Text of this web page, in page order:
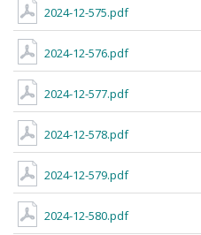
2024-12-575.pdf
2024-12-576.pdf
2024-12-577.pdf
2024-12-578.pdf
2024-12-579.pdf
2024-12-580.pdf